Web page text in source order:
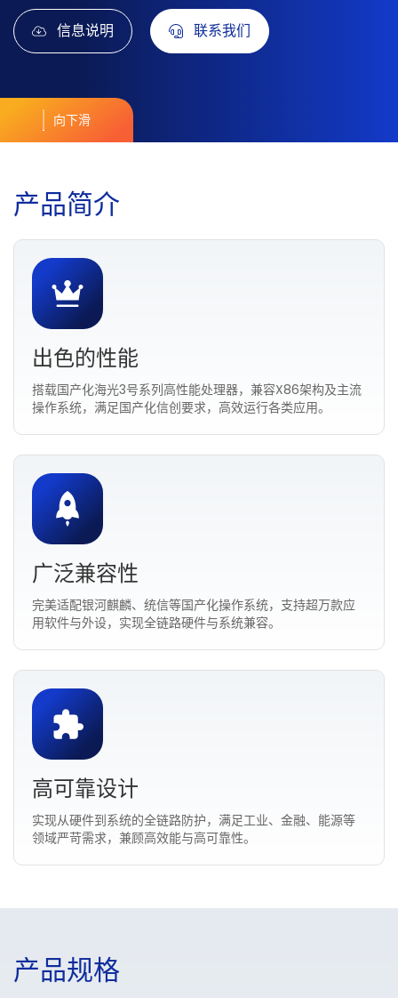
信息说明 联系我们
向下滑
产品简介
出色的性能
搭载国产化海光3号系列高性能处理器，兼容X86架构及主流
操作系统，满足国产化信创要求，高效运行各类应用。
广泛兼容性
完美适配银河麒麟、统信等国产化操作系统，支持超万款应
用软件与外设，实现全链路硬件与系统兼容。
高可靠设计
实现从硬件到系统的全链路防护，满足工业、金融、能源等
领域严苛需求，兼顾高效能与高可靠性。
产品规格